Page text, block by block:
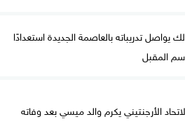
يواصل تدريباته بالعاصمة الجديدة استعدادًا
المقبل
الأرجنتيني يكرم والد ميسي بعد وفاته